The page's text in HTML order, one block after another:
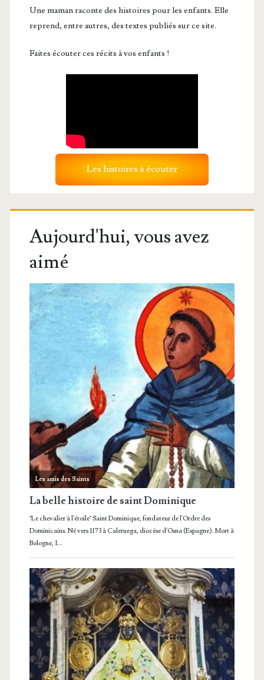
Une maman raconte des histoires pour les enfants. Elle
reprend, entre autres, des textes publiés sur ce site.
Faites écouter ces récits à vos enfants !
Les histoires à écouter
Aujourd'hui, vous avez
aimé